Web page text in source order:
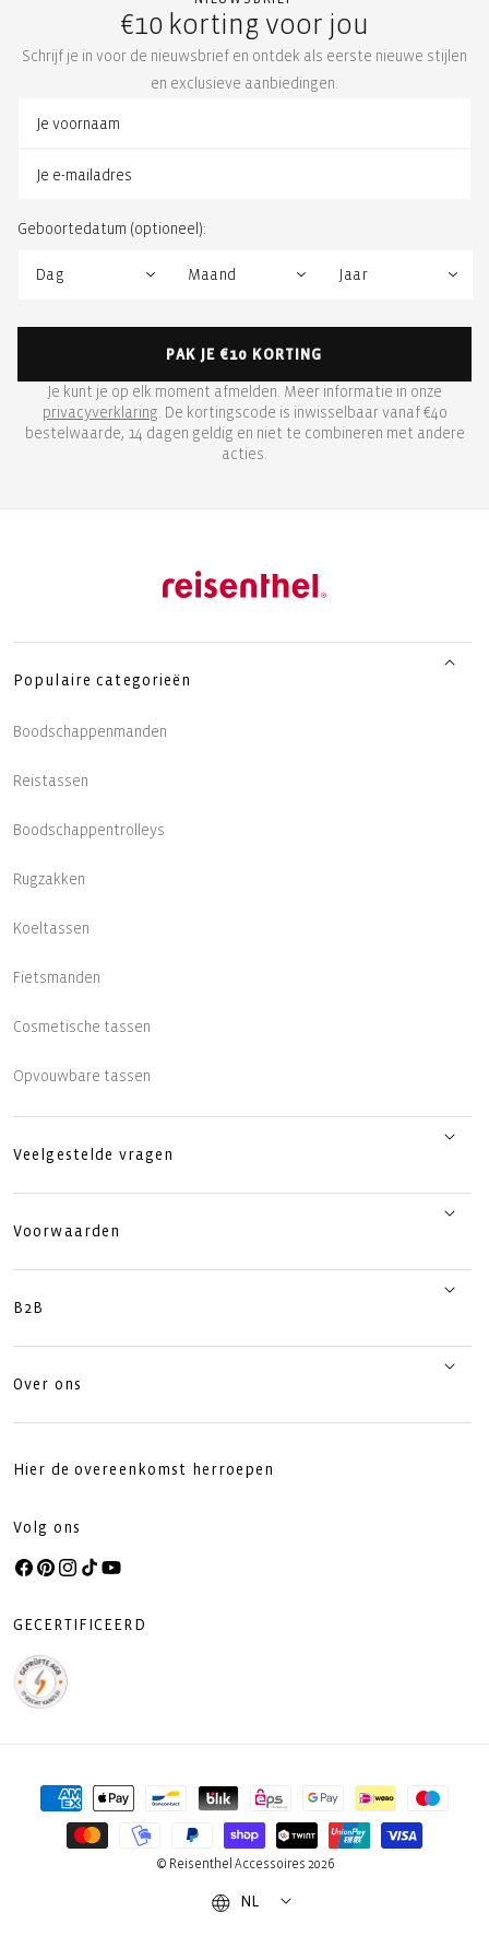
€10 korting voor jou
Schrijf je in voor de nieuwsbrief en ontdek als eerste nieuwe stijlen
en exclusieve aanbiedingen.
Geboortedatum (optioneel):
PAK JE €10 KORTING
Je kunt je op elk moment afmelden. Meer informatie in onze
privacyverklaring. De kortingscode is inwisselbaar vanaf €40
bestelwaarde, 14 dagen geldig en niet te combineren met andere
acties.
Populaire categorieën
Boodschappenmanden
Reistassen
Boodschappentrolleys
Rugzakken
Koeltassen
Fietsmanden
Cosmetische tassen
Opvouwbare tassen
Veelgestelde vragen
Voorwaarden
B2B
Over ons
Hier de overeenkomst herroepen
Volg ons
Facebook
Pinterest
Instagram
TikTokYouTube
GECERTIFICEERD
Betaalmethoden
© Reisenthel Accessoires 2026
NL